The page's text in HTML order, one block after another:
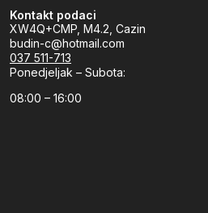
Kontakt podaci
XW4Q+CMP, M4.2, Cazin
budin-c@hotmail.com
037 511-713
Ponedjeljak – Subota:
08:00 – 16:00